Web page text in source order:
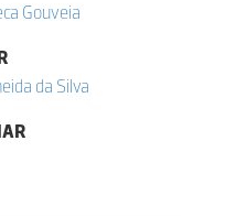
Gouveia
da Silva